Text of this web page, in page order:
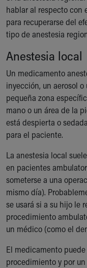
hablar al respecto con
para recuperarse del
tipo de anestesia
Anestesia local
Un medicamento
inyección, un aerosol
pequeña zona
mano o un área de la
está despierta o
para el paciente.
La anestesia local
en pacientes
someterse a una
mismo día).
se usará si a su hijo le
procedimiento
un médico (como el
El medicamento
procedimiento y por